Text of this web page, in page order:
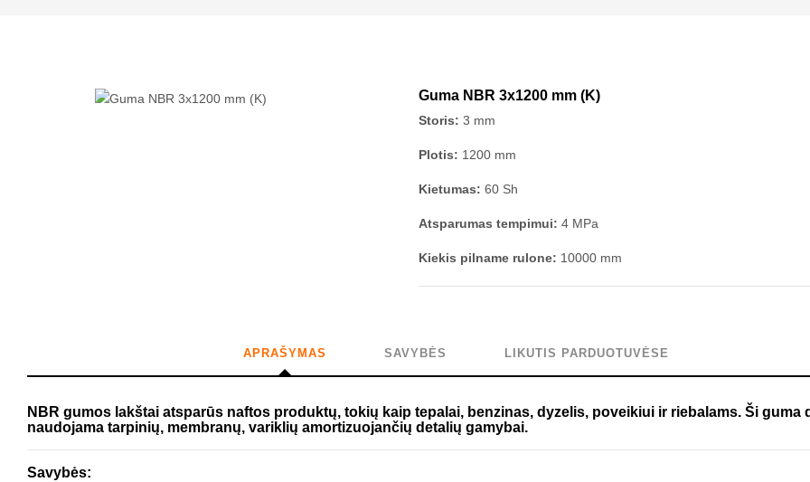
Guma NBR 3x1200 mm (K)
Storis: 3 mm
Plotis: 1200 mm
Kietumas: 60 Sh
Atsparumas tempimui: 4 MPa
Kiekis pilname rulone: 10000 mm
APRAŠYMAS SAVYBĖS LIKUTIS PARDUOTUVĖSE
NBR gumos lakštai atsparūs naftos produktų, tokių kaip tepalai, benzinas, dyzelis, poveikiui ir riebalams. Ši guma
naudojama tarpinių, membranų, variklių amortizuojančių detalių gamybai.
Savybės: